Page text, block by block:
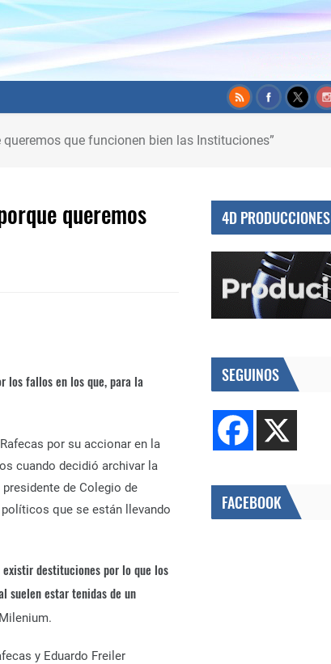
que funcionen bien las Instituciones”
queremos
los fallos en los que, para la
por su accionar en la
cuando decidió archivar la
de Colegio de
que se están llevando
existir destituciones por lo que los
suelen estar tenidas de un
y Eduardo Freiler
4D PRODUCCIONES
SEGUINOS
FACEBOOK